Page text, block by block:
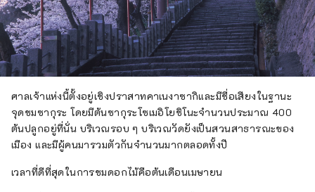
ศาลเจ้าแห่งนี้ตั้งอยู่เชิงปราสาทคาเนงาซากิและมีชื่อเสียงในฐานะ
จุดชมซากุระ โดยมีต้นซากุระโซเมอิโยชิโนะจำนวนประมาณ 400
ต้นปลูกอยู่ที่นั่น บริเวณรอบ ๆ บริเวณวัดยังเป็นสวนสาธารณะของ
เมือง และมีผู้คนมารวมตัวกันจำนวนมากตลอดทั้งปี
เวลาที่ดีที่สุดในการชมดอกไม้คือต้นเดือนเมษายน